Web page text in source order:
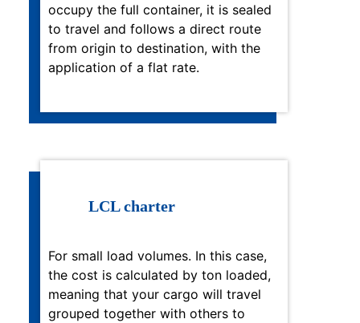
occupy the full container, it is sealed
to travel and follows a direct route
from origin to destination, with the
application of a flat rate.
LCL charter
For small load volumes. In this case,
the cost is calculated by ton loaded,
meaning that your cargo will travel
grouped together with others to